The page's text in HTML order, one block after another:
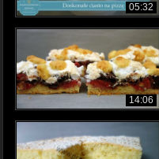
05:32
14:06